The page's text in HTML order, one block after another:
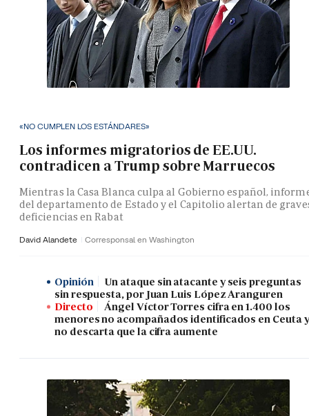
«NO CUMPLEN LOS ESTÁNDARES»
Los informes migratorios de EE.UU.
contradicen a Trump sobre Marruecos
Mientras la Casa Blanca culpa al Gobierno español,
del departamento de Estado y el Capitolio alertan de
deficiencias en Rabat
David Alandete Corresponsal en Washington
Opinión
Un ataque sin atacante y seis preguntas
sin respuesta, por Juan Luis López Aranguren
Directo
Ángel Víctor Torres cifra en 1.400 los
menores no acompañados identificados en Ceuta y
no descarta que la cifra aumente